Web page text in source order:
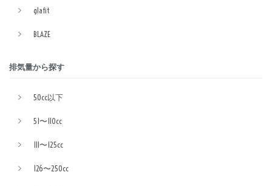
glafit
BLAZE
排気量から探す
50cc以下
51〜110cc
111〜125cc
126〜250cc